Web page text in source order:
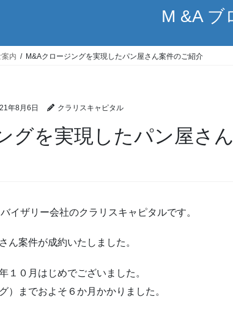
M &A ブ
案内 M&Aクロージングを実現したパン屋さん案件のご紹介
年8月6日 クラリスキャピタル
グを実現したパン屋さ
イザリー会社のクラリスキャピタルです。
ん案件が成約いたしました。
１０月はじめでございました。
）までおよそ６か月かかりました。